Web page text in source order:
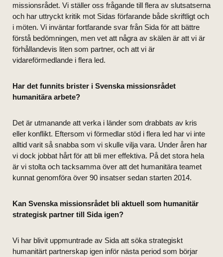
missionsrådet. Vi ställer oss frågande till flera av slutsatserna
och har uttryckt kritik mot Sidas förfarande både skriftligt och
i möten. Vi inväntar fortfarande svar från Sida för att bättre
förstå bedömningen, men vet att några av skälen är att vi är
förhållandevis liten som partner, och att vi är
vidareförmedlande i flera led.
Har det funnits brister i Svenska missionsrådet
humanitära arbete?
Det är utmanande att verka i länder som drabbats av kris
eller konflikt. Eftersom vi förmedlar stöd i flera led har vi inte
alltid varit så snabba som vi skulle vilja vara. Under åren har
vi dock jobbat hårt för att bli mer effektiva. På det stora hela
är vi stolta och tacksamma över att det humanitära teamet
kunnat genomföra över 90 insatser sedan starten 2014.
Kan Svenska missionsrådet bli aktuell som humanitär
strategisk partner till Sida igen?
Vi har blivit uppmuntrade av Sida att söka strategiskt
humanitärt partnerskap igen inför nästa period som börjar